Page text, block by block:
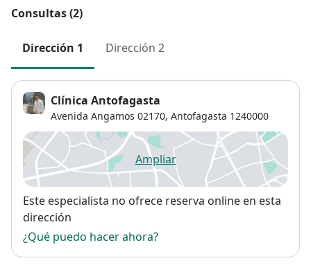
Consultas (2)
Dirección 1 Dirección 2
Clínica Antofagasta
Avenida Angamos 02170, Antofagasta 1240000
Ampliarse abre en una nueva
Disponibilidad
Este especialista no ofrece reserva online en esta
dirección
¿Qué puedo hacer ahora?